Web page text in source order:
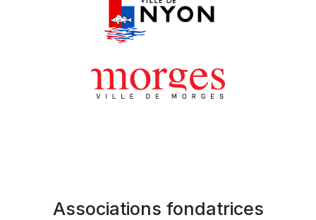
Associations fondatrices